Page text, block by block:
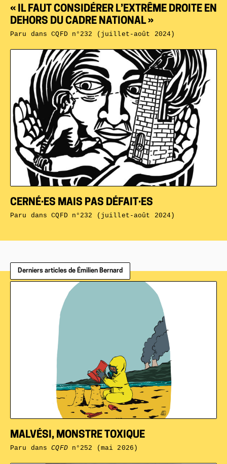
CERNÉ·ES MAIS PAS DÉFAIT·ES
Paru dansCQFD n°232 (juillet-août 2024)
« IL FAUT CONSIDÉRER L’EXTRÊME DROITE EN
DEHORS DU CADRE NATIONAL »
Paru dansCQFD n°232 (juillet-août 2024)
Derniers articles de Émilien Bernard
MALVÉSI, MONSTRE TOXIQUE
Paru dansCQFDn°252 (mai 2026)